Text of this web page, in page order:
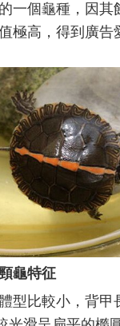
一個龜種，因其
極高，得到廣告
龜特征
比較小，背甲